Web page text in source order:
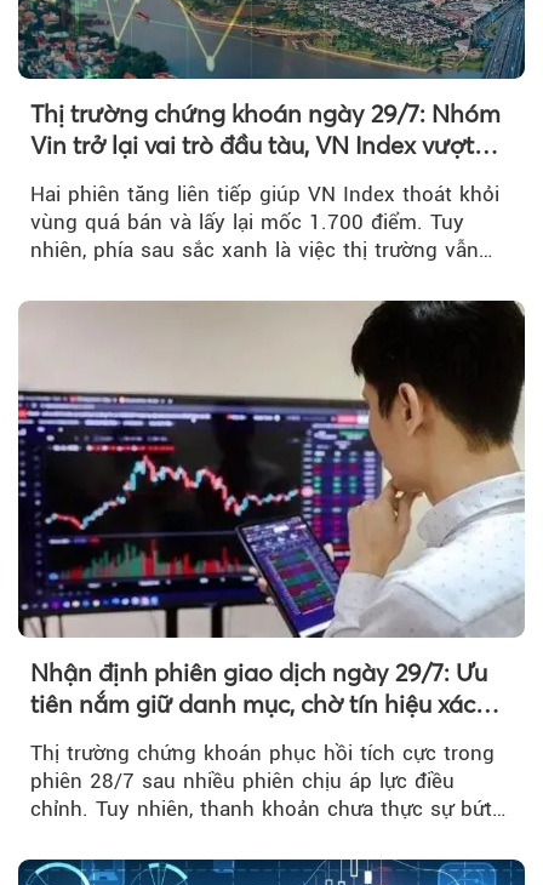
Thị trường chứng khoán ngày 29/7: Nhóm
Vin trở lại vai trò đầu tàu, VN Index vượt
Hai phiên tăng liên tiếp giúp VN Index thoát khỏi
vùng quá bán và lấy lại mốc 1.700 điểm. Tuy
nhiên, phía sau sắc xanh là việc thị trường vẫn
tiền vẫn chưa thực sự trở lại.
Nhận định phiên giao dịch ngày 29/7: Ưu
tiên nắm giữ danh mục, chờ tín hiệu xác
Thị trường chứng khoán phục hồi tích cực trong
phiên 28/7 sau nhiều phiên chịu áp lực điều
chỉnh. Tuy nhiên, thanh khoản chưa thực sự bứt